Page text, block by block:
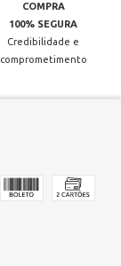
COMPRA
100% SEGURA
Credibilidade e
comprometimento